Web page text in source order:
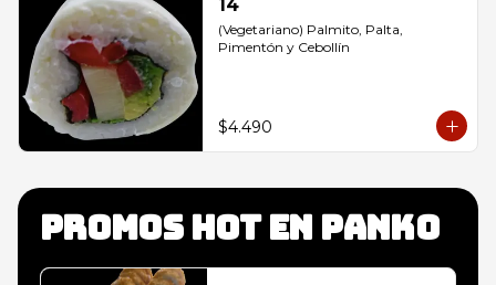
14
(Vegetariano) Palmito, Palta,
Pimentón y Cebollín
$4.490
Promos hot en panko